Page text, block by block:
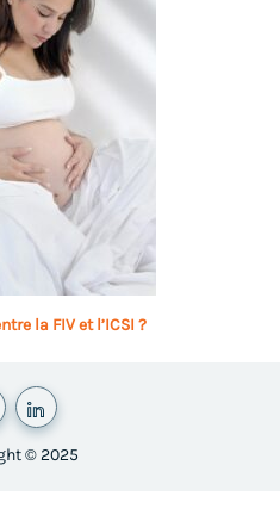
la FIV et l’ICSI ?
© 2025